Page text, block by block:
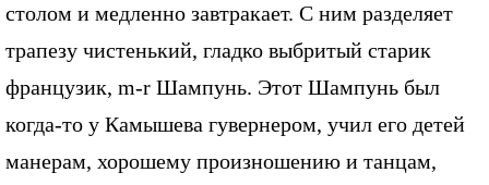
столом и медленно завтракает. С ним разделяет
трапезу чистенький, гладко выбритый старик
французик, m-r Шампунь. Этот Шампунь был
когда-то у Камышева гувернером, учил его детей
манерам, хорошему произношению и танцам,